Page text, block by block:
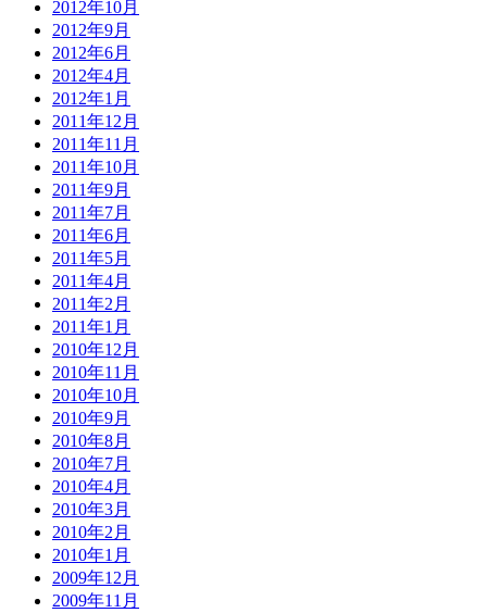
2012年10月
2012年9月
2012年6月
2012年4月
2012年1月
2011年12月
2011年11月
2011年10月
2011年9月
2011年7月
2011年6月
2011年5月
2011年4月
2011年2月
2011年1月
2010年12月
2010年11月
2010年10月
2010年9月
2010年8月
2010年7月
2010年4月
2010年3月
2010年2月
2010年1月
2009年12月
2009年11月